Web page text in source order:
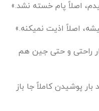
اصلاً پام خسته نشد.»
اصلاً اذیت نمیکنه.»
راحتی و حتی جین هم
پوشیدن کاملاً جا باز